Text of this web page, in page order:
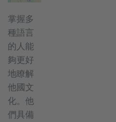
掌握多
種語言
的人能
夠更好
地瞭解
他國文
化。他
們具備